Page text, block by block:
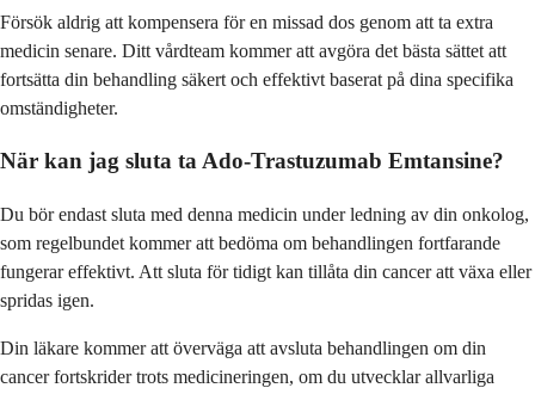
Försök aldrig att kompensera för en missad dos genom att ta extra
medicin senare. Ditt vårdteam kommer att avgöra det bästa sättet att
fortsätta din behandling säkert och effektivt baserat på dina specifika
omständigheter.
När kan jag sluta ta Ado-Trastuzumab Emtansine?
Du bör endast sluta med denna medicin under ledning av din onkolog,
som regelbundet kommer att bedöma om behandlingen fortfarande
fungerar effektivt. Att sluta för tidigt kan tillåta din cancer att växa eller
spridas igen.
Din läkare kommer att överväga att avsluta behandlingen om din
cancer fortskrider trots medicineringen, om du utvecklar allvarliga